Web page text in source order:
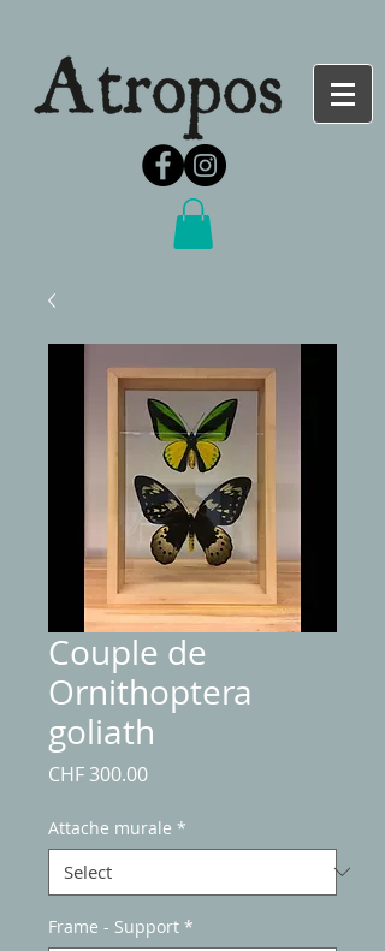
Couple de
Ornithoptera
goliath
CHF 300.00Price
Attache murale *
Frame - Support *